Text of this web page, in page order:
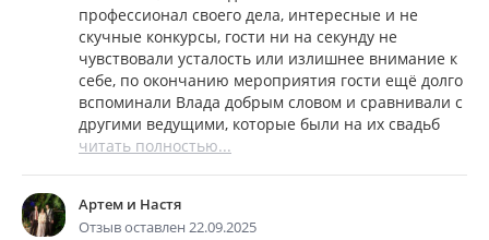
профессионал своего дела, интересные и не
скучные конкурсы, гости ни на секунду не
чувствовали усталость или излишнее внимание к
себе, по окончанию мероприятия гости ещё долго
вспоминали Влада добрым словом и сравнивали с
другими ведущими, которые были на их свадьб
читать полностью...
Артем и Настя
Отзыв оставлен 22.09.2025